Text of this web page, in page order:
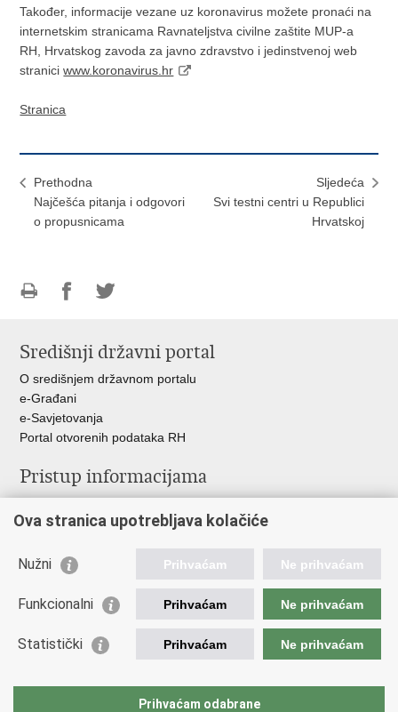
Također, informacije vezane uz koronavirus možete pronaći na
internetskim stranicama Ravnateljstva civilne zaštite MUP-a
RH, Hrvatskog zavoda za javno zdravstvo i jedinstvenoj web
straniciwww.koronavirus.hr
Stranica
Prethodna
Najčešća pitanja i odgovori
o propusnicama
Sljedeća
Svi testni centri u Republici
Hrvatskoj
FacebookuTwitteru
Središnji državni portal
O središnjem državnom portalu
e-Građani
e-Savjetovanja
Portal otvorenih podataka RH
Pristup informacijama
Savjetovanje
Zapošljavanje
Odnosi s javnošću
Važne poveznice
Ministarstvo unutarnjih poslova
Ova stranica upotrebljava kolačiće
Nužni Prihvaćam Ne prihvaćam
Funkcionalni Prihvaćam Ne prihvaćam
Statistički Prihvaćam Ne prihvaćam
Prihvaćam odabrane